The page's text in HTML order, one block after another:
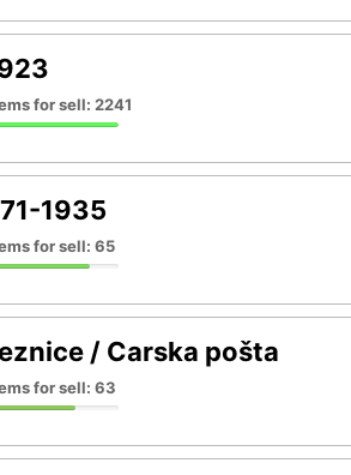
for sell: 2241
1935
for sell: 65
/ Carska pošta
for sell: 63